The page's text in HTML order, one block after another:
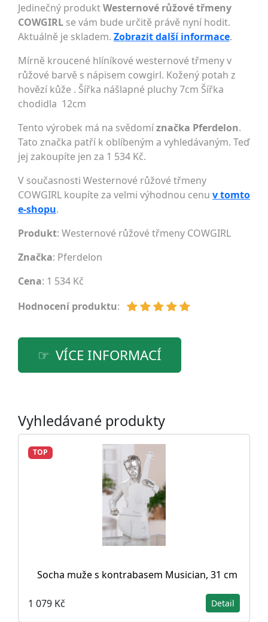
Jedinečný produktWesternové růžové třmeny
COWGIRL se vám bude určitě právě nyní hodit.
Aktuálně je skladem. Zobrazit další informace.
Mírně kroucené hlíníkové westernové třmeny v
růžové barvě s nápisem cowgirl. Kožený potah z
hovězí kůže . Šířka nášlapné pluchy 7cm Šířka
chodidla 12cm
Tento výrobek má na svědomíznačka Pferdelon.
Tato značka patří k oblíbeným a vyhledávaným. Teď
jej zakoupíte jen za 1 534 Kč.
V současnosti Westernové růžové třmeny
COWGIRL koupíte za velmi výhodnou cenu v tomto
e-shopu.
Produkt: Westernové růžové třmeny COWGIRL
Značka: Pferdelon
Cena: 1 534 Kč
Hodnocení produktu:
VÍCE INFORMACÍ
Vyhledávané produkty
TOP
Socha muže s kontrabasem Musician, 31 cm
1 079 Kč Detail